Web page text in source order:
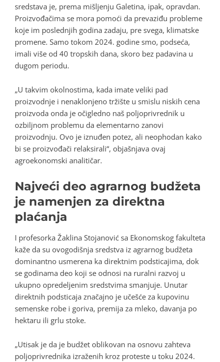
sredstava je, prema mišljenju Galetina, ipak, opravdan.
Proizvođačima se mora pomoći da prevaziđu probleme
koje im poslednjih godina zadaju, pre svega, klimatske
promene. Samo tokom 2024. godine smo, podseća,
imali više od 40 tropskih dana, skoro bez padavina u
dugom periodu.
„U takvim okolnostima, kada imate veliki pad
proizvodnje i nenaklonjeno tržište u smislu niskih cena
proizvoda onda je očigledno naš poljoprivrednik u
ozbiljnom problemu da elementarno zanovi
proizvodnju. Ovo je iznuđen potez, ali neophodan kako
bi se proizvođači relaksirali“, objašnjava ovaj
agroekonomski analitičar.
Najveći deo agrarnog budžeta
je namenjen za direktna
plaćanja
I profesorka Žaklina Stojanović sa Ekonomskog fakulteta
kaže da su ovogodišnja sredstva iz agrarnog budžeta
dominantno usmerena ka direktnim podsticajima, dok
se godinama deo koji se odnosi na ruralni razvoj u
ukupno opredeljenim sredstvima smanjuje. Unutar
direktnih podsticaja značajno je učešće za kupovinu
semenske robe i goriva, premija za mleko, davanja po
hektaru ili grlu stoke.
„Utisak je da je budžet oblikovan na osnovu zahteva
poljoprivrednika izraženih kroz proteste u toku 2024.